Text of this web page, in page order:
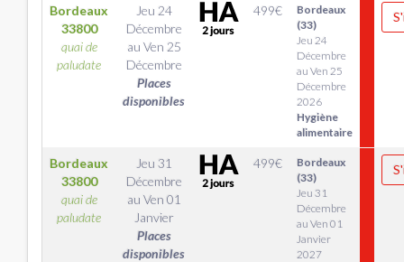
Bordeaux
33800
quai de
paludate
Jeu 24
Décembre
au Ven 25
Décembre
Places
disponibles
499€
Bordeaux
(33)
Jeu 24
Décembre
au Ven 25
Décembre
2026
Hygiène
alimentaire
Bordeaux
33800
quai de
paludate
Jeu 31
Décembre
au Ven 01
Janvier
Places
disponibles
499€
Bordeaux
(33)
Jeu 31
Décembre
au Ven 01
Janvier
2027